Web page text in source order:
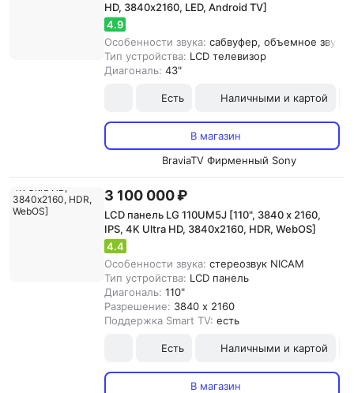
HD, 3840х2160, LED, Android TV]
4.9
Особенности звука: сабвуфер, объемное
Тип устройства: LCD телевизор
Диагональ: 43"
Есть Наличными и картой
В магазин
BraviaTV Фирменный Sony
3 100 000 ₽
LCD панель LG 110UM5J [110", 3840 x 2160,
IPS, 4K Ultra HD, 3840х2160, HDR, WebOS]
4.4
Особенности звука: cтереозвук NICAM
Тип устройства: LCD панель
Диагональ: 110"
Разрешение: 3840 x 2160
Поддержка Smart TV: есть
Есть Наличными и картой
В магазин